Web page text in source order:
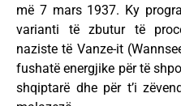
më 7 mars 1937. Ky
varianti të zbutur të
naziste të Vanze-it
fushatë energjike për të
shqiptarë dhe për t’i